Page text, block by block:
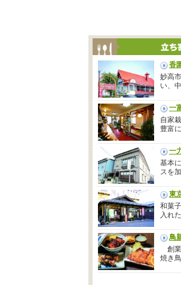
香
妙高
い、
一
自家
豊富
一
基本
スを
東
和菓
入れ
鳥
創業
焼き